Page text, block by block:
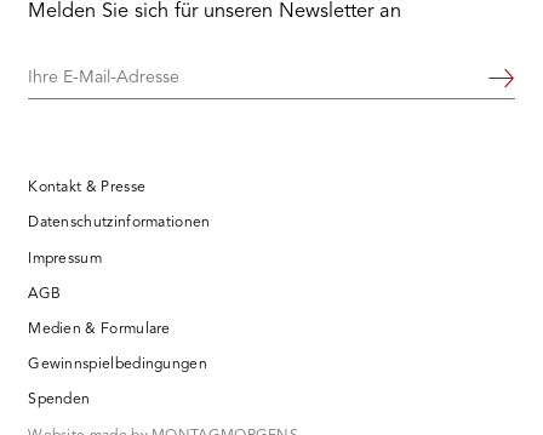
Melden Sie sich für unseren Newsletter an
Ihre
Weiter
Kontakt & Presse
Datenschutzinformationen
Impressum
AGB
Medien & Formulare
Gewinnspielbedingungen
Spenden